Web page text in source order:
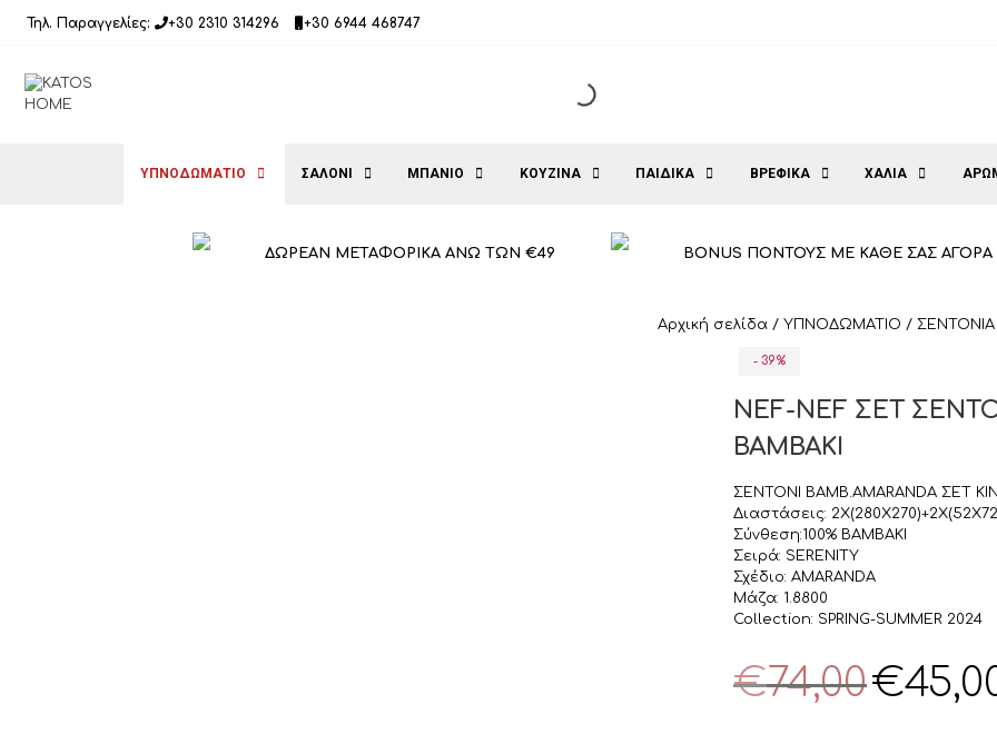
Τηλ. Παραγγελίες: +30 2310 314296 +30 6944 468747
ΥΠΝΟΔΩΜΑΤΙΟ ΣΑΛΟΝΙ ΜΠΑΝΙΟ ΚΟΥΖΙΝΑ ΠΑΙΔΙΚΑ ΒΡΕΦΙΚΑ ΧΑΛΙΑ
ΔΩΡΕΑΝ ΜΕΤΑΦΟΡΙΚΑ ΑΝΩ ΤΩΝ €49 BONUS ΠΟΝΤΟΥΣ ΜΕ ΚΑΘΕ ΣΑΣ ΑΓΟΡΑ
Αρχική σελίδα / ΥΠΝΟΔΩΜΑΤΙΟ / ΣΕΝΤΟΝΙΑ
- 39%
NEF-NEF ΣΕΤ
ΒΑΜΒΑΚΙ
ΣΕΝΤΟΝΙ ΒΑΜΒ.AMARANDA ΣΕΤ
Διαστάσεις:
Σύνθεση:100% ΒΑΜΒΑΚΙ
Σειρά: SERENITY
Σχέδιο: AMARANDA
Μάζα: 1.8800
Collection: SPRING-SUMMER 2024
€74,00 price
€